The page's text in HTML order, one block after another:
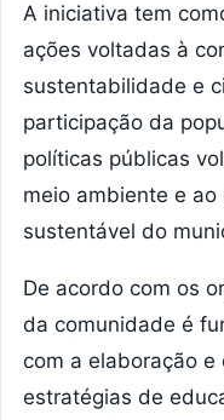
A iniciativa tem
ações voltadas à
sustentabilidade e
participação da
políticas públicas
meio ambiente e
sustentável do
De acordo com os
da comunidade é
com a elaboração e
estratégias de